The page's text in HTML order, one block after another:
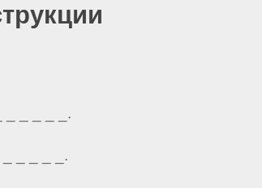
_ _ _ _ _.
_ _ _ _.